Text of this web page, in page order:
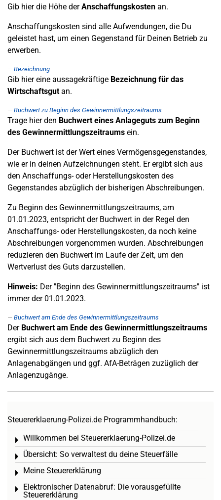
Gib hier die Höhe derAnschaffungskosten an.
Anschaffungskosten sind alle Aufwendungen, die Du
geleistet hast, um einen Gegenstand für Deinen Betrieb zu
erwerben.
Bezeichnung
Gib hier eine aussagekräftige Bezeichnung für das
Wirtschaftsgutan.
Buchwert zu Beginn des Gewinnermittlungszeitraums
Trage hier den Buchwert eines Anlageguts zum Beginn
des Gewinnermittlungszeitraums ein.
Der Buchwert ist der Wert eines Vermögensgegenstandes,
wie er in deinen Aufzeichnungen steht. Er ergibt sich aus
den Anschaffungs- oder Herstellungskosten des
Gegenstandes abzüglich der bisherigen Abschreibungen.
Zu Beginn des Gewinnermittlungszeitraums, am
01.01.2023, entspricht der Buchwert in der Regel den
Anschaffungs- oder Herstellungskosten, da noch keine
Abschreibungen vorgenommen wurden. Abschreibungen
reduzieren den Buchwert im Laufe der Zeit, um den
Wertverlust des Guts darzustellen.
Hinweis: Der "Beginn des Gewinnermittlungszeitraums" ist
immer der 01.01.2023.
Buchwert am Ende des Gewinnermittlungszeitraums
Der Buchwert am Ende des Gewinnermittlungszeitraums
ergibt sich aus dem Buchwert zu Beginn des
Gewinnermittlungszeitraums abzüglich den
Anlagenabgängen und ggf. AfA-Beträgen zuzüglich der
Anlagenzugänge.
Steuererklaerung-Polizei.de Programmhandbuch:
Willkommen bei Steuererklaerung-Polizei.de
Toggle menu
Übersicht: So verwaltest du deine Steuerfälle
Toggle menu
Meine Steuererklärung
Toggle menu
Elektronischer Datenabruf: Die vorausgefüllte
Steuererklärung
Toggle menu